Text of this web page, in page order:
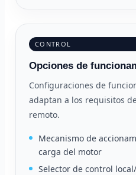
CONTROL
Opciones de
Configuraciones de
adaptan a los requisitos
remoto.
Mecanismo de
carga del motor
Selector de control